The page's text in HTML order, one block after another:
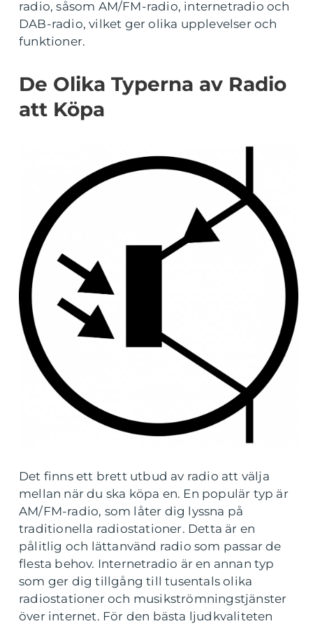
radio, såsom AM/FM-radio, internetradio och
DAB-radio, vilket ger olika upplevelser och
funktioner.
De Olika Typerna av Radio
att Köpa
Det finns ett brett utbud av radio att välja
mellan när du ska köpa en. En populär typ är
AM/FM-radio, som låter dig lyssna på
traditionella radiostationer. Detta är en
pålitlig och lättanvänd radio som passar de
flesta behov. Internetradio är en annan typ
som ger dig tillgång till tusentals olika
radiostationer och musikströmningstjänster
över internet. För den bästa ljudkvaliteten